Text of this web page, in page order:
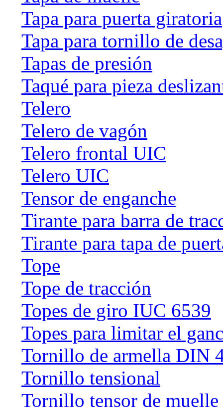
Tapa para puerta giratoria
Tapa para tornillo de
Tapas de presión
Taqué para pieza
Telero
Telero de vagón
Telero frontal UIC
Telero UIC
Tensor de enganche
Tirante para barra de
Tirante para tapa de
Tope
Tope de tracción
Topes de giro IUC 6539
Topes para limitar el
Tornillo de armella DIN
Tornillo tensional
Tornillo tensor de muelle